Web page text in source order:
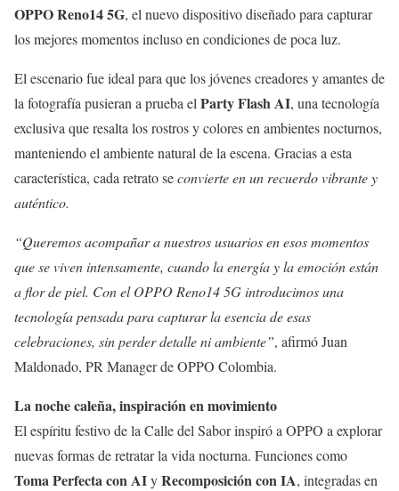
OPPO Reno14 5G, el nuevo dispositivo diseñado para capturar
los mejores momentos incluso en condiciones de poca luz.
El escenario fue ideal para que los jóvenes creadores y amantes de
la fotografía pusieran a prueba el Party Flash AI, una tecnología
exclusiva que resalta los rostros y colores en ambientes nocturnos,
manteniendo el ambiente natural de la escena. Gracias a esta
característica, cada retrato seconvierte en un recuerdo vibrante y
auténtico.
“Queremos acompañar a nuestros usuarios en esos momentos
que se viven intensamente, cuando la energía y la emoción están
a flor de piel. Con el OPPO Reno14 5G introducimos una
tecnología pensada para capturar la esencia de esas
celebraciones, sin perder detalle ni ambiente”, afirmó Juan
Maldonado, PR Manager de OPPO Colombia.
La noche caleña, inspiración en movimiento
El espíritu festivo de la Calle del Sabor inspiró a OPPO a explorar
nuevas formas de retratar la vida nocturna. Funciones como
Toma Perfecta con AIyRecomposición con IA, integradas en